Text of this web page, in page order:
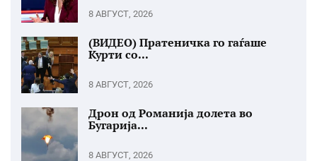
8 АВГУСТ, 2026
(ВИДЕО) Пратеничка го гаѓаше
Курти со...
8 АВГУСТ, 2026
Дрон од Романија долета во
Бугарија...
8 АВГУСТ, 2026